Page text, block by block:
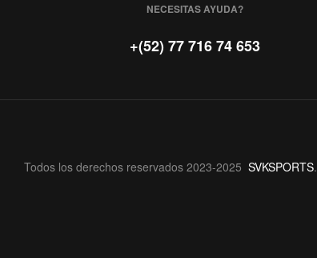
NECESITAS AYUDA?
+(52) 77 716 74 653
Todos los derechos reservados 2023-2025 SVKSPORTS.